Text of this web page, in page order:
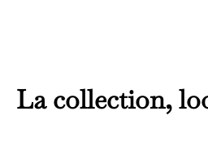
La collection,